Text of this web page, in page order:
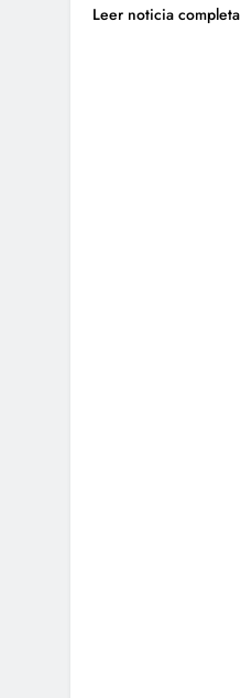
Leer noticia completa